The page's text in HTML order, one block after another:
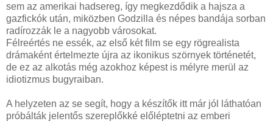
sem az amerikai hadsereg, így megkezdődik a hajsza a
gazfickók után, miközben Godzilla és népes bandája sorban
radírozzák le a nagyobb városokat.
Félreértés ne essék, az első két film se egy rögrealista
drámaként értelmezte újra az ikonikus szörnyek történetét,
de ez az alkotás még azokhoz képest is mélyre merül az
idiotizmus bugyraiban.
A helyzeten az se segít, hogy a készítők itt már jól láthatóan
próbálták jelentős szereplőkké előléptetni az emberi